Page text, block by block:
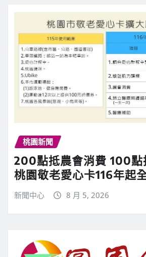
桃園新聞
200點抵農會消費 100點
桃園敬老愛心卡116年起
新聞中心 8 月 5, 2026